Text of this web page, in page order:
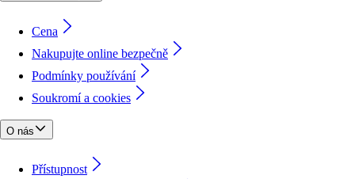
Cena
Nakupujte online bezpečně
Podmínky používání
Soukromí a cookies
O nás
Přístupnost